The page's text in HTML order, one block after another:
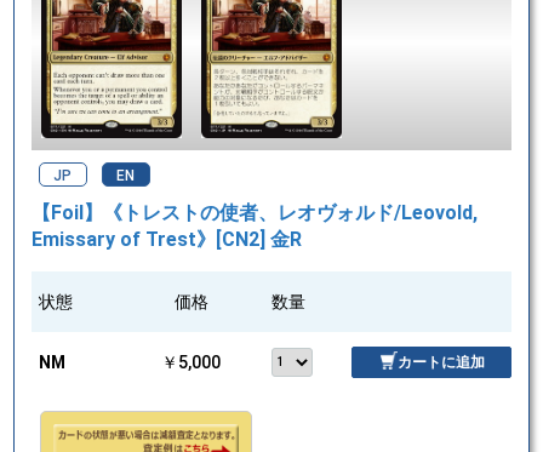
JP EN
【Foil】《トレストの使者、レオヴォルド/Leovold,
Emissary of Trest》[CN2] 金R
状態 価格 数量
NM ￥5,000 カートに追加